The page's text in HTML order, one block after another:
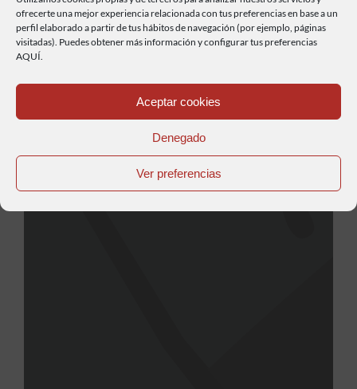
ofrecerte una mejor experiencia relacionada con tus preferencias en base a un
perfil elaborado a partir de tus hábitos de navegación (por ejemplo, páginas
visitadas). Puedes obtener más información y configurar tus preferencias
AQUÍ.
Aceptar cookies
Denegado
Ver preferencias
Longitud. 65.8 km. Empieza: Casas de
Carreteras: CV-390, CV 35 y CV 355
Leer más...